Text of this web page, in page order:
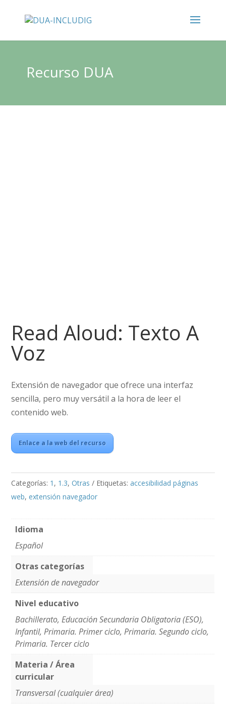
Recurso DUA
Read Aloud: Texto A
Voz
Extensión de navegador que ofrece una interfaz
sencilla, pero muy versátil a la hora de leer el
contenido web.
Enlace a la web del recurso
Categorías: 1 , 1.3,Otras Etiquetas:accesibilidad páginas
web,extensión navegador
Idioma
Español
Otras categorías
Extensión de navegador
Nivel educativo
Bachillerato, Educación Secundaria Obligatoria (ESO),
Infantil, Primaria. Primer ciclo, Primaria. Segundo ciclo,
Primaria. Tercer ciclo
Materia / Área
curricular
Transversal (cualquier área)